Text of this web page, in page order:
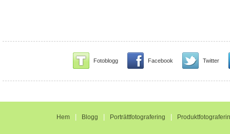
Fotoblogg Facebook Twitter
Hem Blogg Porträttfotografering